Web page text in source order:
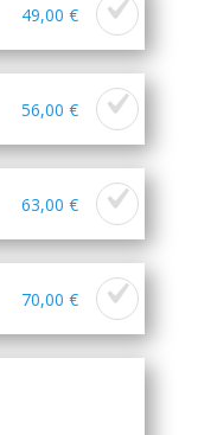
49,00 €
56,00 €
63,00 €
70,00 €